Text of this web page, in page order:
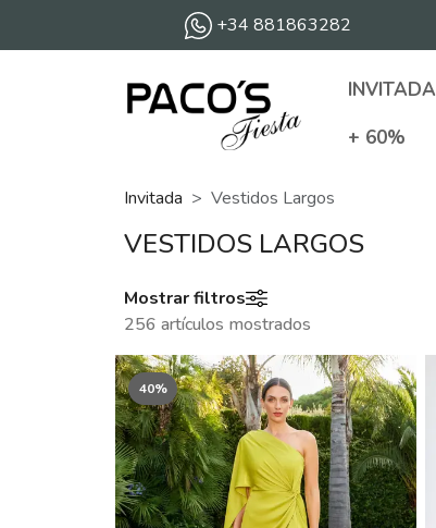
+34 881863282
INVITADA
+ 60%
Invitada Vestidos Largos
VESTIDOS LARGOS
Mostrar filtros
256 artículos mostrados
40%